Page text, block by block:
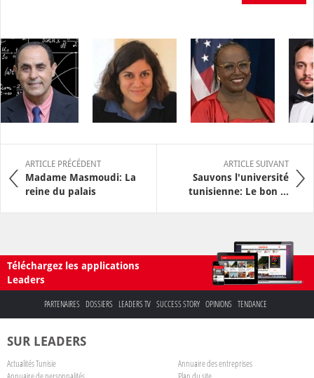
ARTICLE PRÉCÉDENT
Madame Masmoudi: La
reine du palais
ARTICLE SUIVANT
Sauvons l'université
tunisienne: Le bon ...
Téléchargez les applications
Leaders
PARTENAIRES DOSSIERS LEADERS TV SUCCESS STORY OPINIONS TENDANCE
SUR LEADERS
Actualités Tunisie
Annuaire des entreprises